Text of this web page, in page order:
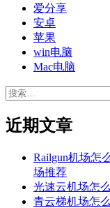
爱分享
安卓
苹果
win电脑
Mac电脑
搜
近期文章
Railgun机场怎
场推荐
光速云机场怎
青云梯机场怎